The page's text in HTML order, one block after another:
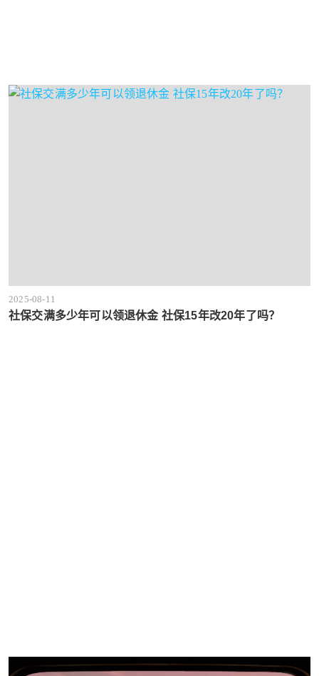
2025-08-11
社保交满多少年可以领退休金 社保15年改20年了吗？